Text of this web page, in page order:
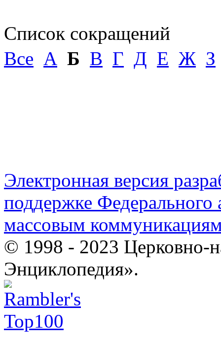
Список сокращений
Все А Б В Г Д Е Ж З
Электронная версия
поддержке Федерального
массовым
© 1998 - 2023 Церковно-
Энциклопедия».